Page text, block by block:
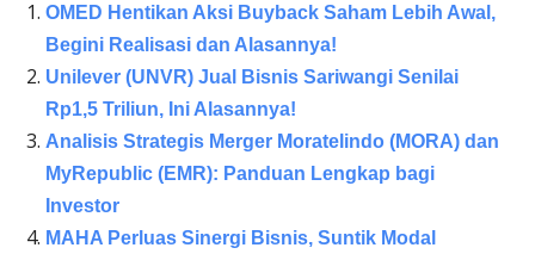
OMED Hentikan Aksi Buyback Saham Lebih Awal,
Begini Realisasi dan Alasannya!
Unilever (UNVR) Jual Bisnis Sariwangi Senilai
Rp1,5 Triliun, Ini Alasannya!
Analisis Strategis Merger Moratelindo (MORA) dan
MyRepublic (EMR): Panduan Lengkap bagi
Investor
MAHA Perluas Sinergi Bisnis, Suntik Modal